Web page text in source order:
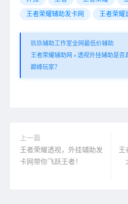
王者荣耀辅助发卡网 王者荣耀
玖玖辅助工作室全网最低价辅助
王者荣耀辅助网 » 透视外挂辅助是否
巅峰玩家？
上一篇
王者荣耀透视，外挂辅助发
卡网带你飞跃王者！
王